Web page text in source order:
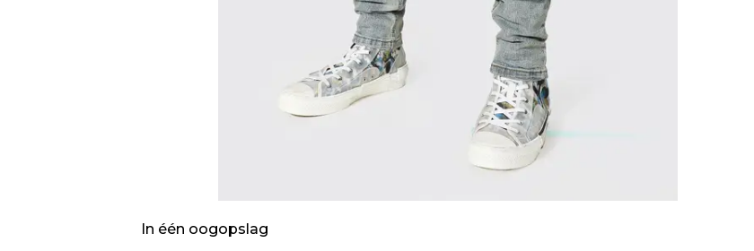
In één oogopslag